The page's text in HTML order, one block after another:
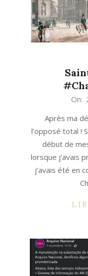
On:
Après ma
l’opposé total !
début de
lorsque j’avais
j’avais été en